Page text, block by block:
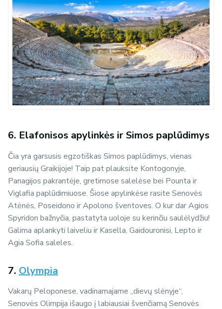
6. Elafonisos apylinkės ir Simos paplūdimys
Čia yra garsusis egzotiškas Simos paplūdimys, vienas
geriausių Graikijoje! Taip pat plauksite Kontogonyje,
Panagijos pakrantėje, gretimose salelėse bei Pounta ir
Viglafia paplūdimiuose. Šiose apylinkėse rasite Senovės
Atėnės, Poseidono ir Apolono šventoves. O kur dar Agios
Spyridon bažnyčia, pastatyta uoloje su kerinčiu saulėlydžiu!
Galima aplankyti laiveliu ir Kasella, Gaidouronisi, Lepto ir
Agia Sofia saleles.
7. Olympia
Vakarų Peloponese, vadinamajame „dievų slėnyje“,
Senovės Olimpija išaugo į labiausiai švenčiamą Senovės